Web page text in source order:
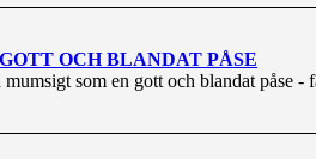
OCH BLANDAT PÅSE
som en gott och blandat påse -